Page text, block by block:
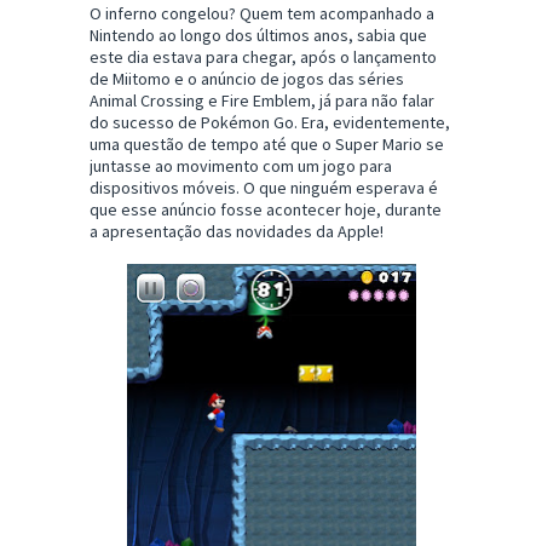
O inferno congelou? Quem tem acompanhado a
Nintendo ao longo dos últimos anos, sabia que
este dia estava para chegar, após o lançamento
de Miitomo e o anúncio de jogos das séries
Animal Crossing e Fire Emblem, já para não falar
do sucesso de Pokémon Go. Era, evidentemente,
uma questão de tempo até que o Super Mario se
juntasse ao movimento com um jogo para
dispositivos móveis. O que ninguém esperava é
que esse anúncio fosse acontecer hoje, durante
a apresentação das novidades da Apple!